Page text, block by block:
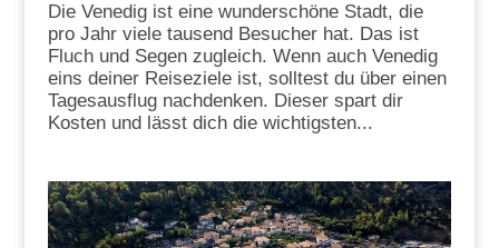
Die Venedig ist eine wunderschöne Stadt, die
pro Jahr viele tausend Besucher hat. Das ist
Fluch und Segen zugleich. Wenn auch Venedig
eins deiner Reiseziele ist, solltest du über einen
Tagesausflug nachdenken. Dieser spart dir
Kosten und lässt dich die wichtigsten...